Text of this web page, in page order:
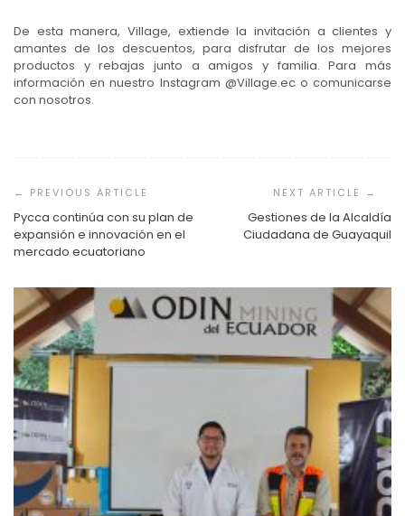
De esta manera, Village, extiende la invitación a clientes y
amantes de los descuentos, para disfrutar de los mejores
productos y rebajas junto a amigos y familia. Para más
información en nuestro Instagram @Village.ec o comunicarse
con nosotros.
de
entradas
Pycca continúa con su plan de
expansión e innovación en el
mercado ecuatoriano
Gestiones de la Alcaldía
Ciudadana de Guayaquil